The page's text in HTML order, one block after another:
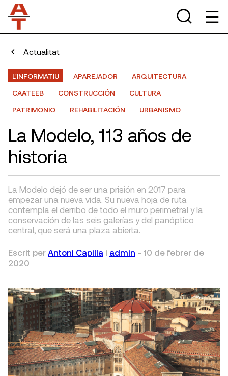
Actualitat
L'INFORMATIU APAREJADOR
ARQUITECTURA
CAATEEB
CONSTRUCCIÓN
CULTURA
PATRIMONIO
REHABILITACIÓN URBANISMO
La Modelo, 113 años de
historia
La Modelo dejó de ser una prisión en 2017 para
empezar una nueva vida. Su nueva hoja de ruta
contempla el derribo de todo el muro perimetral y la
conservación de las seis galerías y del panóptico
central, que será una plaza abierta.
Escrit per Antoni Capilla i admin - 10 de febrer de
2020